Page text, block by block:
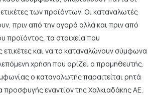
των προϊόντων. Οι καταναλωτές
πριν από την αγορά αλλά και πριν από
προϊόντος, τα στοιχεία που
ετικέτες και να το καταναλώνουν σύμφωνα
χρήση που ορίζει ο προμηθευτής.
ο καταναλωτής παραιτείται ρητά
εναντίον της Χαλκιαδάκης ΑΕ.